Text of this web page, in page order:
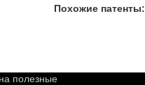
Похожие патенты:
полезные